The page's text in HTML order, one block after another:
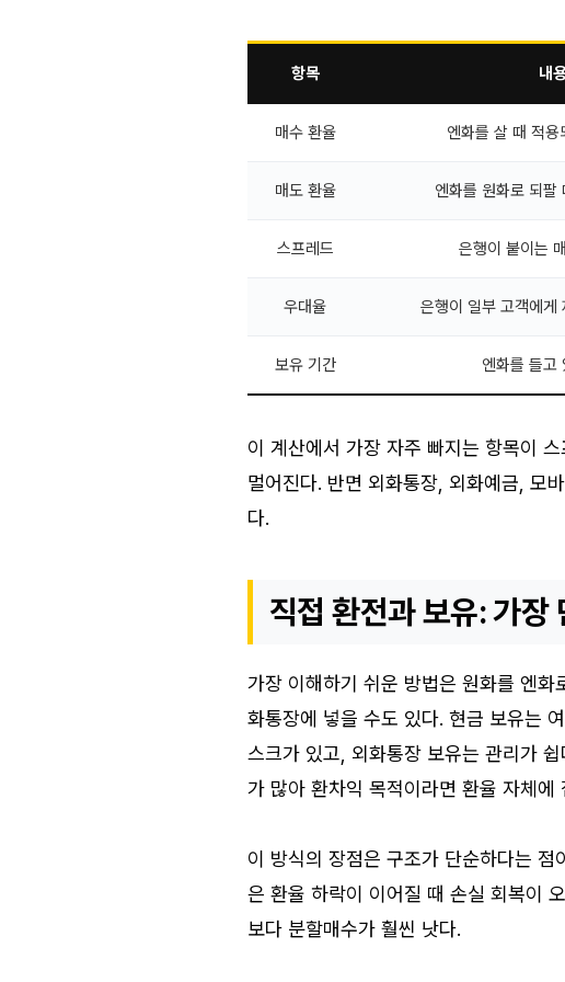
항목 내
매수 환율 엔화를 살 때 적용
매도 환율 엔화를 원화로 되팔
스프레드 은행이 붙이는
우대율 은행이 일부 고객에게
보유 기간 엔화를 들고
이 계산에서 가장 자주 빠지는 항목이
멀어진다. 반면 외화통장, 외화예금, 모
다.
직접 환전과 보유: 가장
가장 이해하기 쉬운 방법은 원화를 엔
화통장에 넣을 수도 있다. 현금 보유는
스크가 있고, 외화통장 보유는 관리가
가 많아 환차익 목적이라면 환율 자체에
이 방식의 장점은 구조가 단순하다는
은 환율 하락이 이어질 때 손실 회복이
보다 분할매수가 훨씬 낫다.